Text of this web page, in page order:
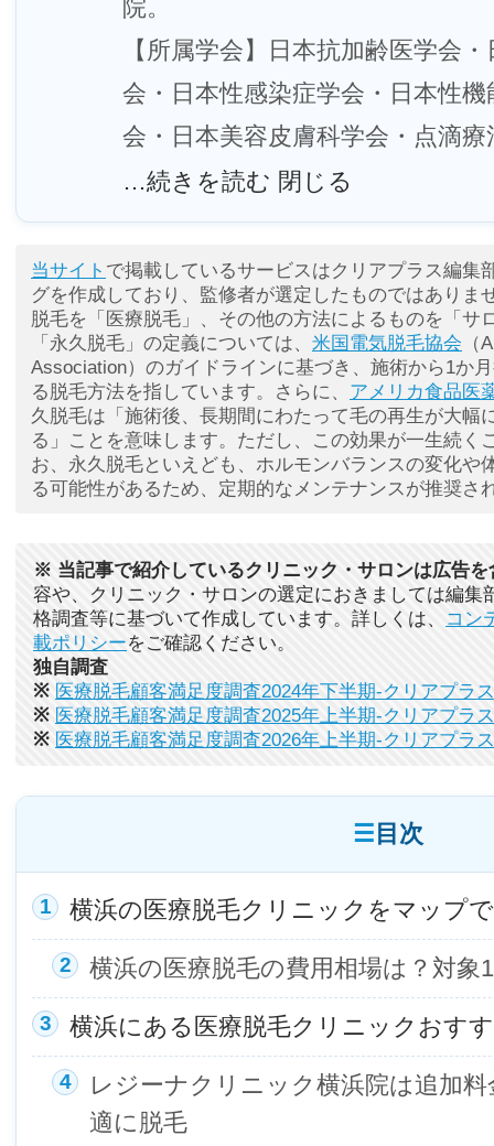
院。
【所属学会】日本抗加齢医学会
会・日本性感染症学会・日本性
会・日本美容皮膚科学会・点滴療
…続きを読む 閉じる
当サイト で掲載しているサービスはクリアプラス編集
グを作成しており、監修者が選定したものではありま
脱毛を「医療脱毛」、その他の方法によるものを「サ
「永久脱毛」の定義については、 米国電気脱毛協会
Association）のガイドラインに基づき、施術から1か
る脱毛方法を指しています。さらに、 アメリカ食品医
久脱毛は「施術後、長期間にわたって毛の再生が大幅
る」ことを意味します。ただし、この効果が一生続く
お、永久脱毛といえども、ホルモンバランスの変化や
る可能性があるため、定期的なメンテナンスが推奨さ
※ 当記事で紹介しているクリニック・サロンは広告を
容や、クリニック・サロンの選定におきましては編集
格調査等に基づいて作成しています。詳しくは、 コン
載ポリシーをご確認ください。
独自調査
※ 医療脱毛顧客満足度調査2024年下半期-クリアプラス
※ 医療脱毛顧客満足度調査2025年上半期-クリアプラス
※ 医療脱毛顧客満足度調査2026年上半期-クリアプラス
目次
横浜の医療脱毛クリニックをマップ
横浜の医療脱毛の費用相場は？対象
横浜にある医療脱毛クリニックおす
レジーナクリニック横浜院は追加
適に脱毛